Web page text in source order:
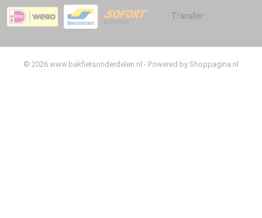
© 2026 www.bakfietsonderdelen.nl - Powered by Shoppagina.nl